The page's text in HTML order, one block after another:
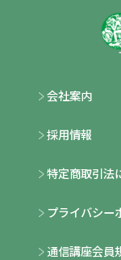
会社案内
採用情報
特定商取引法
プライバシー
通信講座会員